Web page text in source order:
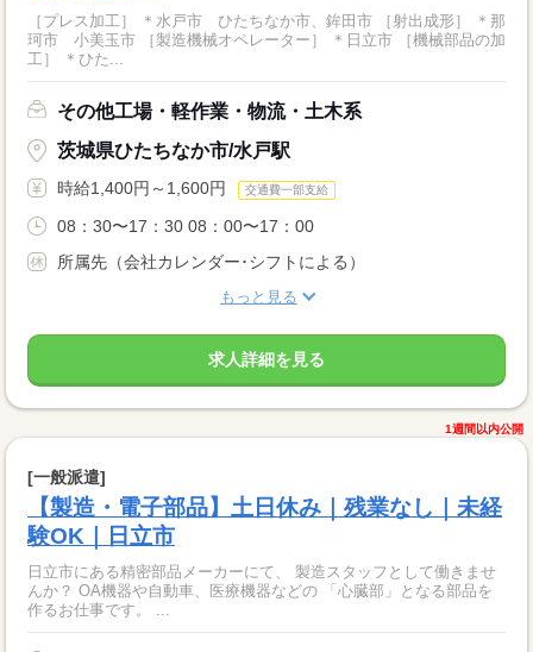
［プレス加工］ ＊水戸市 ひたちなか市、鉾田市 ［射出成形］ ＊那
珂市 小美玉市 ［製造機械オペレーター］ ＊日立市 ［機械部品の加
工］ ＊ひた...
その他工場・軽作業・物流・土木系
茨城県ひたちなか市/水戸駅
時給1,400円～1,600円 交通費一部支給
08：30〜17：30 08：00〜17：00
所属先（会社カレンダー･シフトによる）
もっと見る
求人詳細を見る
1週間以内公開
[一般派遣]
【製造・電子部品】土日休み｜残業なし｜未経
験OK｜日立市
日立市にある精密部品メーカーにて、 製造スタッフとして働きませ
んか？ OA機器や自動車、医療機器などの 「心臓部」となる部品を